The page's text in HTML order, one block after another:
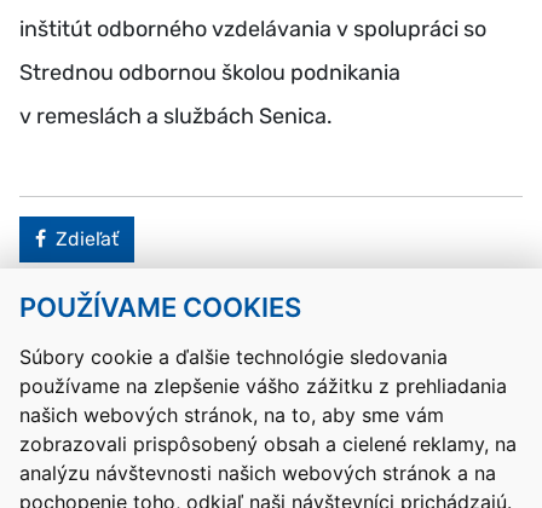
POUŽÍVAME COOKIES
Súbory cookie a ďalšie technológie sledovania
používame na zlepšenie vášho zážitku z prehliadania
našich webových stránok, na to, aby sme vám
zobrazovali prispôsobený obsah a cielené reklamy, na
analýzu návštevnosti našich webových stránok a na
pochopenie toho, odkiaľ naši návštevníci prichádzajú.
inštitút odborného vzdelávania v spolupráci so
Strednou odbornou školou podnikania
v remeslách a službách Senica.
Facebook
Zdieľať
Kontakty Mapa stránky RSS
Vyhlásenie o prístupnosti
Nastavenia cookies
Prevádzkovateľom služby je Ministerstvo školstva, výskumu,
vývoja a mládeže Slovenskej republiky.